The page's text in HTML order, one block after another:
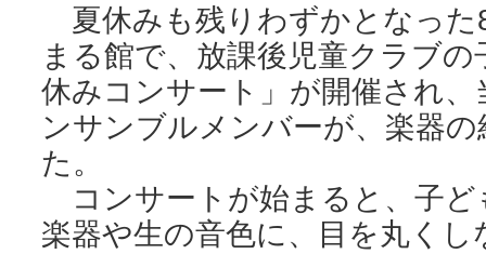
夏休みも残りわずかとなった
まる館で、放課後児童クラブ
休みコンサート」が開催され
ンサンブルメンバーが、楽器
た。
コンサートが始まると、子ど
楽器や生の音色に、目を丸く